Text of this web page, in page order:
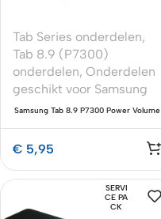
Tab Series onderdelen,
Tab 8.9 (P7300)
onderdelen, Onderdelen
geschikt voor Samsung
Samsung Tab 8.9 P7300 Power Volume
Kwaliteit
€ 5,95
SERVI
CE PA
CK